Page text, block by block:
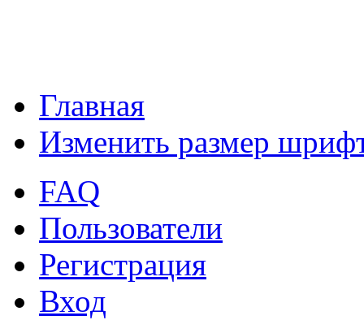
Главная
Изменить размер
FAQ
Пользователи
Регистрация
Вход